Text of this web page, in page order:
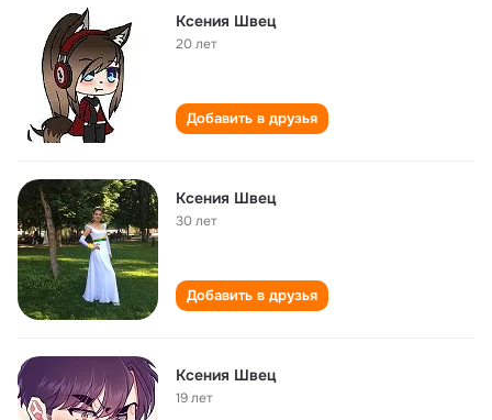
Ксения Швец
20 лет
Добавить в друзья
Ксения Швец
30 лет
Добавить в друзья
Ксения Швец
19 лет